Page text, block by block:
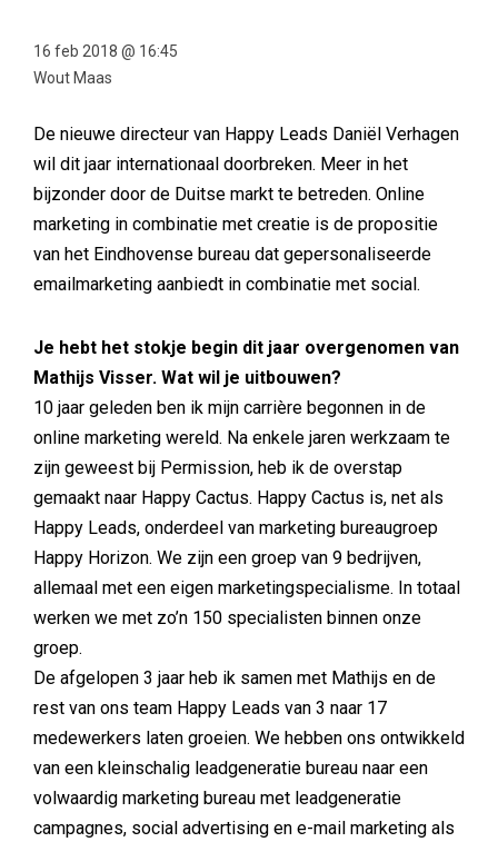
16 feb 2018 @ 16:45
Wout Maas
De nieuwe directeur van Happy Leads Daniël Verhagen
wil dit jaar internationaal doorbreken. Meer in het
bijzonder door de Duitse markt te betreden. Online
marketing in combinatie met creatie is de propositie
van het Eindhovense bureau dat gepersonaliseerde
emailmarketing aanbiedt in combinatie met social.
Je hebt het stokje begin dit jaar overgenomen van
Mathijs Visser. Wat wil je uitbouwen?
10 jaar geleden ben ik mijn carrière begonnen in de
online marketing wereld. Na enkele jaren werkzaam te
zijn geweest bij Permission, heb ik de overstap
gemaakt naar Happy Cactus. Happy Cactus is, net als
Happy Leads, onderdeel van marketing bureaugroep
Happy Horizon. We zijn een groep van 9 bedrijven,
allemaal met een eigen marketingspecialisme. In totaal
werken we met zo’n 150 specialisten binnen onze
groep.
De afgelopen 3 jaar heb ik samen met Mathijs en de
rest van ons team Happy Leads van 3 naar 17
medewerkers laten groeien. We hebben ons ontwikkeld
van een kleinschalig leadgeneratie bureau naar een
volwaardig marketing bureau met leadgeneratie
campagnes, social advertising en e-mail marketing als